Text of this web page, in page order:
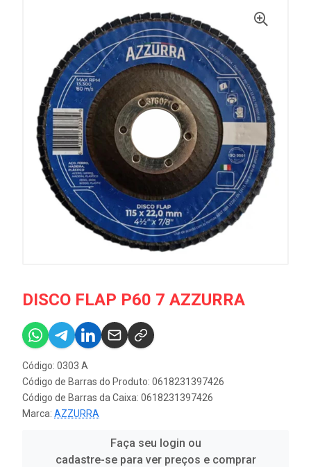
DISCO FLAP P60 7 AZZURRA
Código: 0303 A
Código de Barras do Produto: 0618231397426
Código de Barras da Caixa: 0618231397426
Marca: AZZURRA
Faça seu login ou
cadastre-se para ver preços e comprar